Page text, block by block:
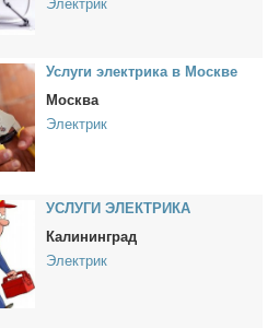
Электрик
Услу­ги элек­три­ка в Москве
Москва
Электрик
УСЛУГИ ЭЛЕКТРИКА
Калининград
Электрик